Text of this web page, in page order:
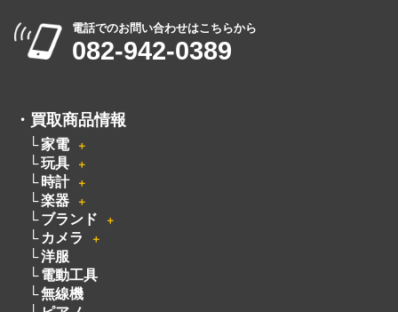
電話でのお問い合わせはこちらから
082-942-0389
・ 買取商品情報
家電 ＋
玩具 ＋
時計 ＋
楽器 ＋
ブランド ＋
カメラ ＋
洋服
電動工具
無線機